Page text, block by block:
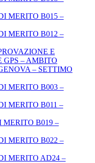
MERITO B015 –
MERITO B012 –
E
– AMBITO
– SETTIMO
MERITO B003 –
MERITO B011 –
B019 –
MERITO B022 –
MERITO AD24 –